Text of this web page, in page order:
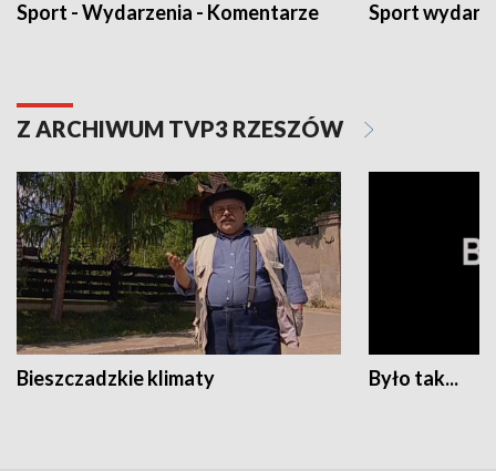
Sport - Wydarzenia - Komentarze Sport
Z ARCHIWUM TVP3 RZESZÓW
Bieszczadzkie klimaty Było tak...